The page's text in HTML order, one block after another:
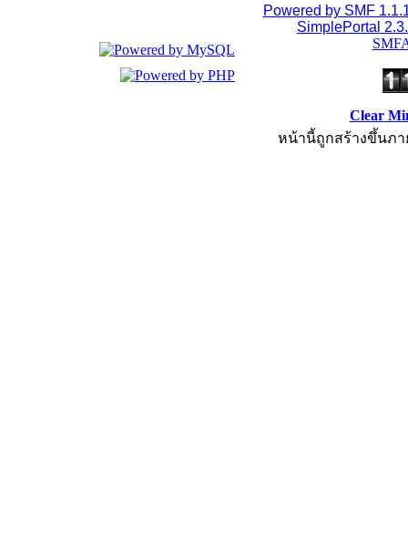
Powered by SMF
SimplePortal
Clear
หน้านี้ถูกสร้างขึ้นภา